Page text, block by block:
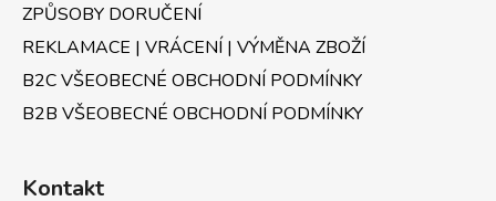
ZPŮSOBY DORUČENÍ
REKLAMACE | VRÁCENÍ | VÝMĚNA ZBOŽÍ
B2C VŠEOBECNÉ OBCHODNÍ PODMÍNKY
B2B VŠEOBECNÉ OBCHODNÍ PODMÍNKY
Kontakt